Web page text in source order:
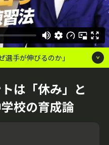
選手が伸びるのか｣
は「休み」と
校の育成論